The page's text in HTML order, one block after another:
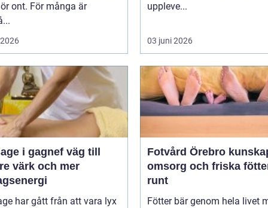
ont. För många är
uppleve...
03 juni 2026
i gagnef väg till
värk och mer
har gått från att vara lyx
Fotvård Örebro kunskap,
omsorg och friska
runt
Fötter bär genom hela livet